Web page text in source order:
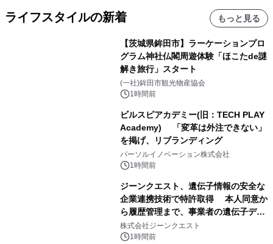
ライフスタイルの新着 もっと見る
【茨城県鉾田市】ラーケーションプロ
グラム神社仏閣周遊体験「ほこたde謎
解き旅行」スタート
(一社)鉾田市観光物産協会
1時間前
ビルスピアカデミー(旧：TECH PLAY
Academy) 「変革は外注できない」
を掲げ、リブランディング
パーソルイノベーション株式会社
1時間前
ジーンクエスト、遺伝子情報の安全な
企業連携技術で特許取得 本人同意か
ら履歴管理まで、事業者の遺伝子デー
タ活用を支援
株式会社ジーンクエスト
1時間前